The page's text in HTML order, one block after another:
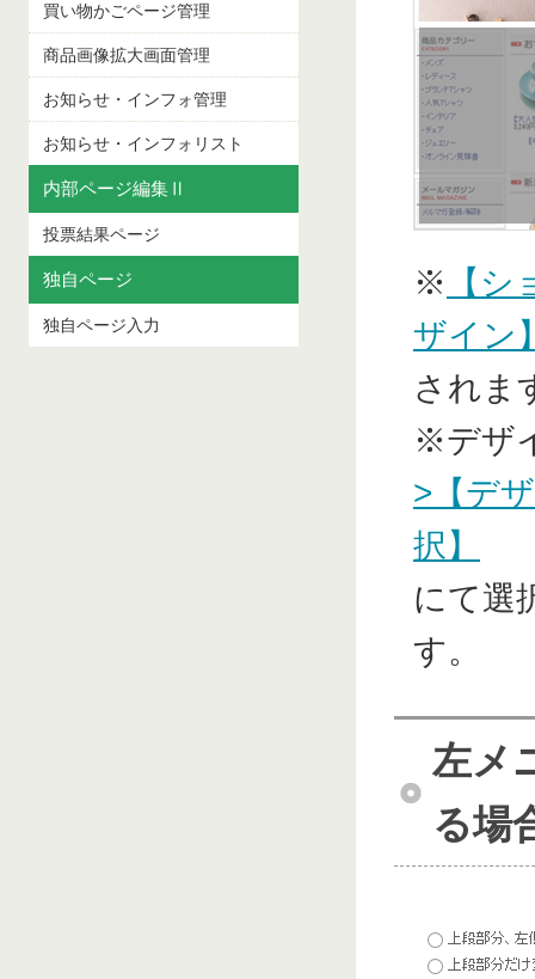
買い物かごページ管理
商品画像拡大画面管理
お知らせ・インフォ管理
お知らせ・インフォリスト
内部ページ編集Ⅱ
投票結果ページ
独自ページ
独自ページ入力
※
【
ザイン
されま
※デザ
>【デ
択】
にて選
す。
左メ
る場